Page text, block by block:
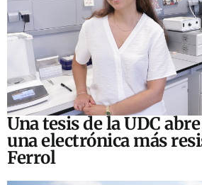
Una tesis de la UDC
una electrónica más
Ferrol